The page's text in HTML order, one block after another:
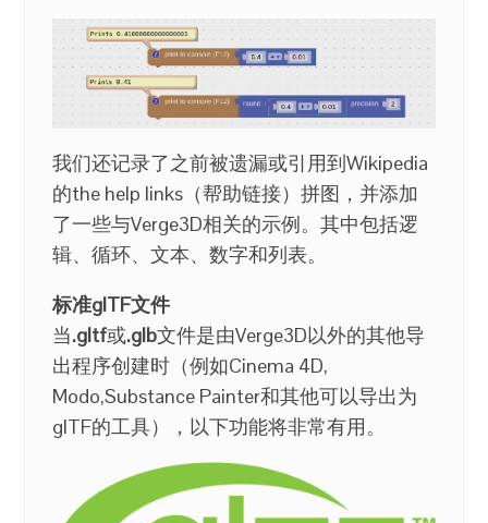
我们还记录了之前被遗漏或引用到Wikipedia
的the help links（帮助链接）拼图，并添加
了一些与Verge3D相关的示例。其中包括逻
辑、循环、文本、数字和列表。
标准glTF文件
当.gltf或.glb文件是由Verge3D以外的其他导
出程序创建时（例如Cinema 4D,
Modo,Substance Painter和其他可以导出为
glTF的工具），以下功能将非常有用。